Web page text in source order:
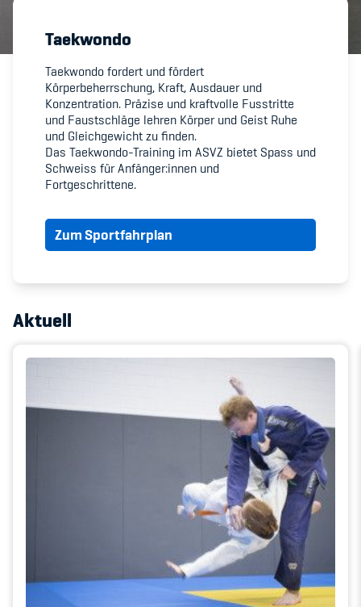
Member's Manual / FAQ
Fairplay
Teilnahmeberechtigung
Academy
Diversität & Inklusion
Krankenversicherung
Schwangerschaft & Sport
Spitzensport & Studium
Taekwondo
Taekwondo fordert und fördert
Körperbeherrschung, Kraft, Ausdauer und
Konzentration. Präzise und kraftvolle Fusstritte
und Faustschläge lehren Körper und Geist Ruhe
und Gleichgewicht zu finden.
Das Taekwondo-Training im ASVZ bietet Spass und
Schweiss für Anfänger:innen und
Fortgeschrittene.
Zum Sportfahrplan
Aktuell